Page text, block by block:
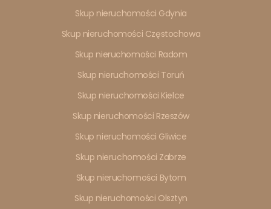
Skup nieruchomości Gdynia
Skup nieruchomości Częstochowa
Skup nieruchomości Radom
Skup nieruchomości Toruń
Skup nieruchomości Kielce
Skup nieruchomości Rzeszów
Skup nieruchomości Gliwice
Skup nieruchomości Zabrze
Skup nieruchomości Bytom
Skup nieruchomości Olsztyn